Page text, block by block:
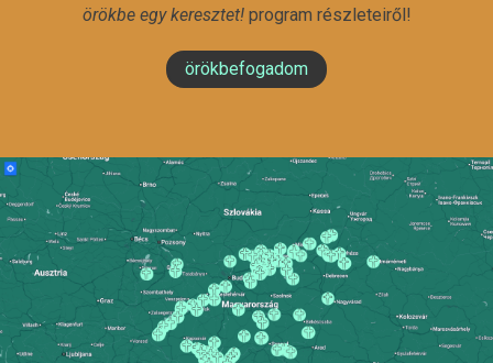
örökbe egy keresztet!program részleteiről!
örökbefogadom